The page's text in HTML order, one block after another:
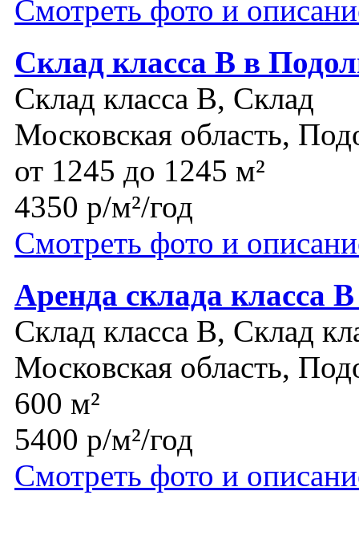
Смотреть фото и
Склад класса В в
Склад класса B, Склад
Московская область,
от 1245 до 1245 м²
4350 р/м²/год
Смотреть фото и
Аренда склада класса
Склад класса B, Склад
Московская область,
600 м²
5400 р/м²/год
Смотреть фото и